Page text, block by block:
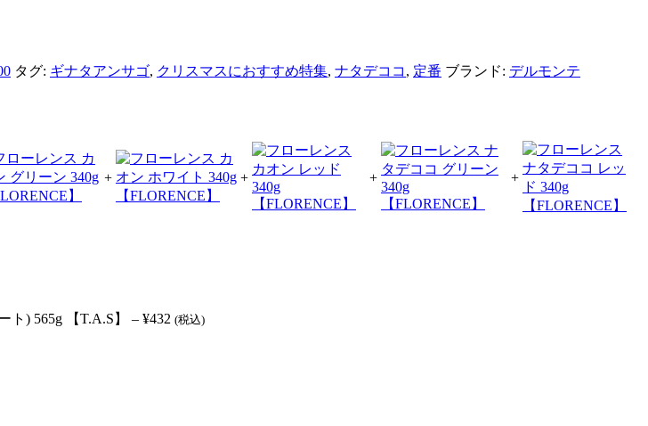
タグ: ギナタアンサゴ, クリスマスにおすすめ特集, ナタデココ , 定番 ブランド: デルモンテ
+ + + +
) 565g 【T.A.S】 – ¥432 (税込)